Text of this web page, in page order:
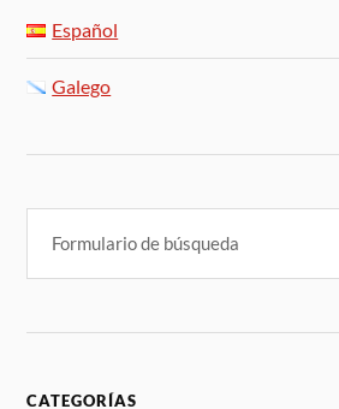
Español
Galego
CATEGORÍAS